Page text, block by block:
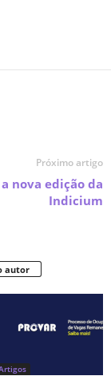
Próximo artigo
nova edição da
Indicium
autor